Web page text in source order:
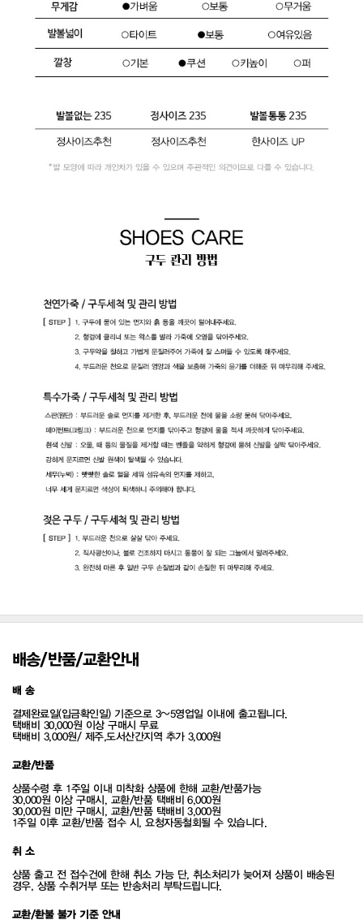
배송/반품/교환안내
배 송
결제완료일(입금확인일) 기준으로 3~5영업일 이내에 출고됩니다.
택배비 30,000원 이상 구매시 무료
택배비 3,000원/ 제주,도서산간지역 추가 3,000원
교환/반품
상품수령 후 1주일 이내 미착화 상품에 한해 교환/반품가능
30,000원 이상 구매시, 교환/반품 택배비 6,000원
30,000원 미만 구매시, 교환/반품 택배비 3,000원
1주일 이후 교환/반품 접수 시, 요청자동철회될 수 있습니다.
취 소
상품 출고 전 접수건에 한해 취소 가능 단, 취소처리가 늦어져 상품이 배송된
경우, 상품 수취거부 또는 반송처리 부탁드립니다.
교환/환불 불가 기준 안내